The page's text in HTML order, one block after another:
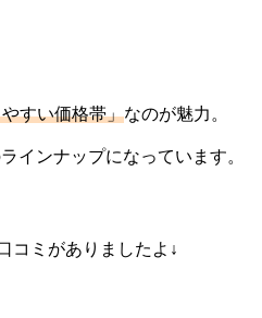
すい価格帯」なのが魅力。
インナップになっています。
コミがありましたよ↓